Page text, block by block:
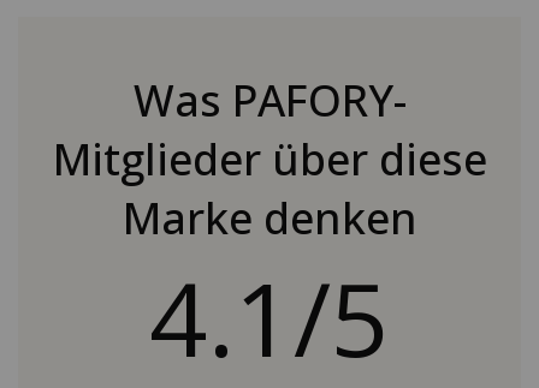
Was PAFORY-
Mitglieder über diese
Marke denken
4.1/5